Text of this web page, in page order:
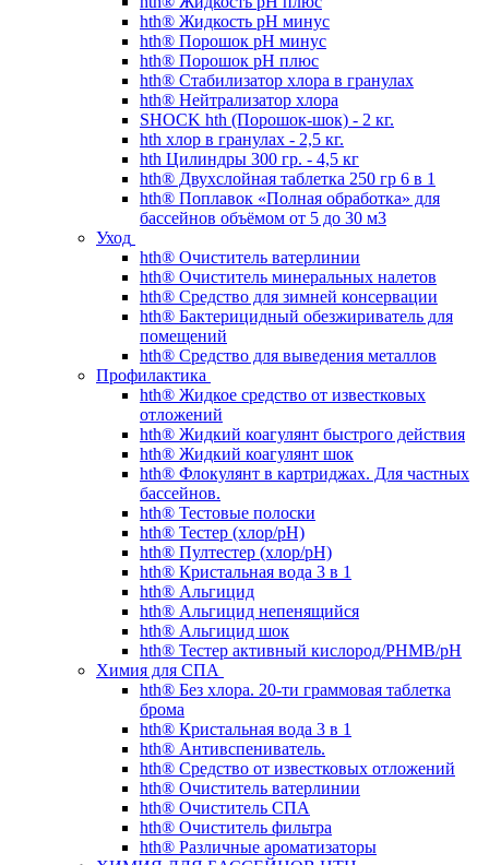
hth® Жидкость pH минус
hth® Порошок pH минус
hth® Порошок pH плюс
hth® Стабилизатор хлора в гранулах
hth® Нейтрализатор хлора
SHOCK hth (Порошок-шок) - 2 кг.
hth хлор в гранулах - 2,5 кг.
hth Цилиндры 300 гр. - 4,5 кг
hth® Двухслойная таблетка 250 гр 6 в 1
hth® Поплавок «Полная обработка» для
бассейнов объёмом от 5 до 30 м3
Уход
hth® Очиститель ватерлинии
hth® Очиститель минеральных налетов
hth® Средство для зимней консервации
hth® Бактерицидный обезжириватель для
помещений
hth® Средство для выведения металлов
Профилактика
hth® Жидкое средство от известковых
отложений
hth® Жидкий коагулянт быстрого действия
hth® Жидкий коагулянт шок
hth® Флокулянт в картриджах. Для частных
бассейнов.
hth® Тестовые полоски
hth® Тестер (хлор/pH)
hth® Пултестер (хлор/pH)
hth® Кристальная вода 3 в 1
hth® Альгицид
hth® Альгицид непенящийся
hth® Альгицид шок
hth® Тестер активный кислород/PHMB/pH
Химия для СПА
hth® Без хлора. 20-ти граммовая таблетка
брома
hth® Кристальная вода 3 в 1
hth® Антивспениватель.
hth® Средство от известковых отложений
hth® Очиститель ватерлинии
hth® Очиститель СПА
hth® Очиститель фильтра
hth® Различные ароматизаторы